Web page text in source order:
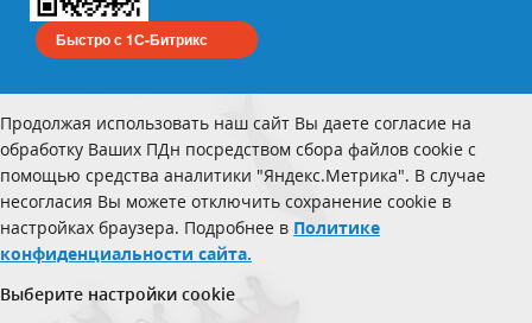
Быстро с 1С-Битрикс
Продолжая использовать наш сайт Вы даете согласие на
обработку Ваших ПДн посредством сбора файлов cookie с
помощью средства аналитики "Яндекс.Метрика". В случае
несогласия Вы можете отключить сохранение cookie в
настройках браузера. Подробнее в Политике
конфиденциальности сайта.
Выберите настройки cookie